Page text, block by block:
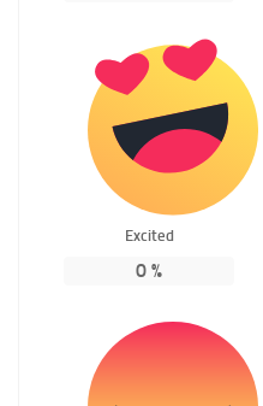
Excited
0 %